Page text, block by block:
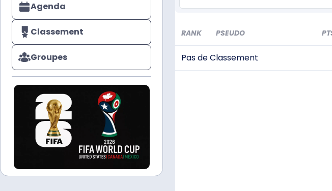
Agenda
Classement
Groupes
RANK PSEUDO
Pas de Classement